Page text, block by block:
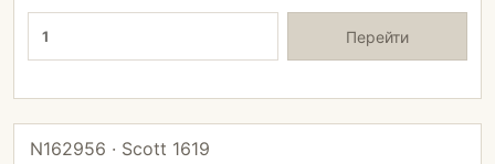
Перейти
N162956 · Scott 1619